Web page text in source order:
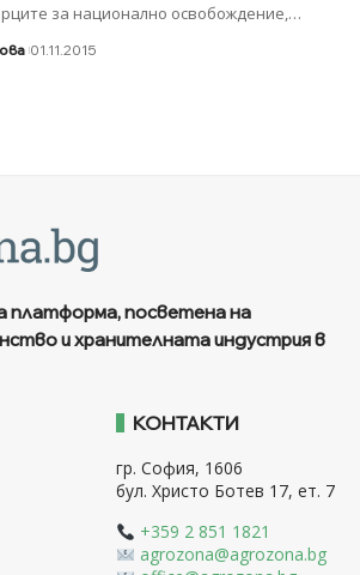
за национално освобождение,…
01.11.2015
платформа, посветена на
и хранителната индустрия в
КОНТАКТИ
гр. София, 1606
бул. Христо Ботев 17, ет. 7
+359 2 851 1821
agrozona@agrozona.bg